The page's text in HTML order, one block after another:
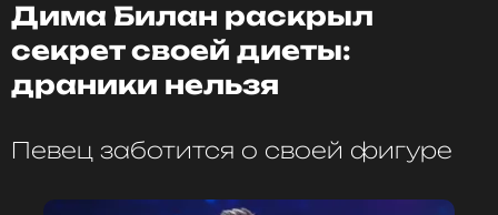
Дима Билан раскрыл
секрет своей диеты:
драники нельзя
Певец заботится о своей фигуре